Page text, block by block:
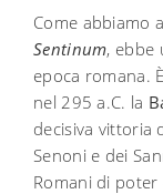
Come abbiamo
Sentinum, ebbe
epoca romana.
nel 295 a.C. la
decisiva vittoria
Senoni e dei
Romani di